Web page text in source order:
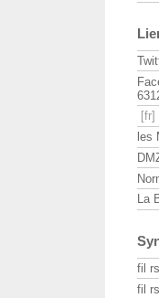
les
La
fil
fil